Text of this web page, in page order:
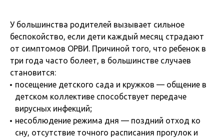
У большинства родителей вызывает сильное
беспокойство, если дети каждый месяц страдают
от симптомов ОРВИ. Причиной того, что ребенок в
три года часто болеет, в большинстве случаев
становится:
посещение детского сада и кружков — общение в
детском коллективе способствует передаче
вирусных инфекций;
несоблюдение режима дня — поздний отход ко
сну, отсутствие точного расписания прогулок и